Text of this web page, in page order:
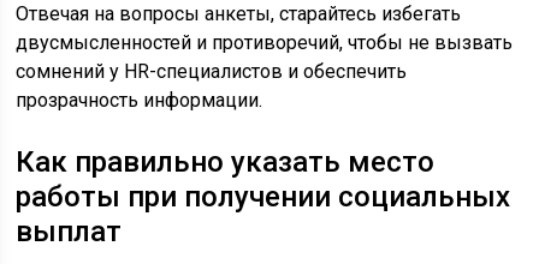
Отвечая на вопросы анкеты, старайтесь избегать
двусмысленностей и противоречий, чтобы не вызвать
сомнений у HR-специалистов и обеспечить
прозрачность информации.
Как правильно указать место
работы при получении социальных
выплат